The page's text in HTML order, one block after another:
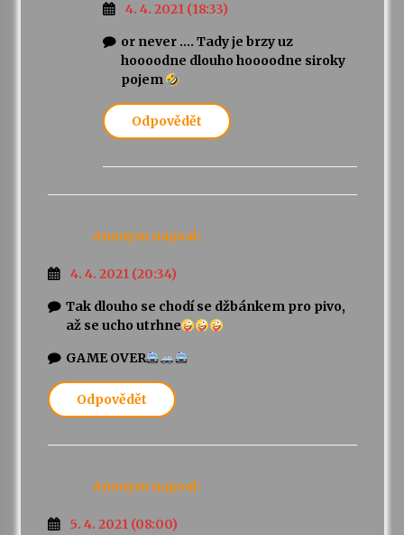
4. 4. 2021 (18:33)
or never …. Tady je brzy uz
hoooodne dlouho hoooodne siroky
pojem
Odpovědět
Anonym napsal:
4. 4. 2021 (20:34)
Tak dlouho se chodí se džbánkem pro pivo,
až se ucho utrhne
GAME OVER
Odpovědět
Anonym napsal:
5. 4. 2021 (08:00)